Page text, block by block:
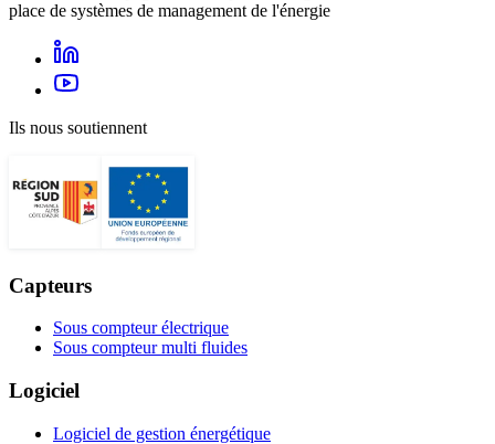
place de systèmes de management de l'énergie
Ils nous soutiennent
Capteurs
Sous compteur électrique
Sous compteur multi fluides
Logiciel
Logiciel de gestion énergétique